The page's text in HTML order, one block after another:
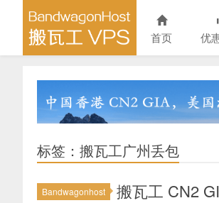
首页 优
标签：搬瓦工广州丢包
Bandwagonhost 搬瓦工 CN2